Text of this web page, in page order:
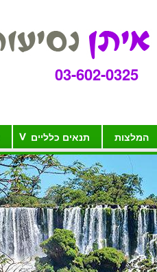
03-602-0325
המלצות תנאים כלליים